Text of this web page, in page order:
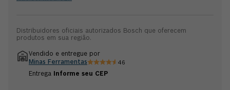
Distribuidores oficiais autorizados Bosch que oferecem
produtos em sua região.
Vendido e entregue por
Minas Ferramentas
46
Entrega Informe seu CEP